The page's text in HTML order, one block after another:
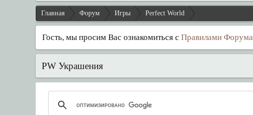
Главная Форум Игры Perfect World
Гость, мы просим Вас ознакомиться сПравилами Форума
PW Украшения